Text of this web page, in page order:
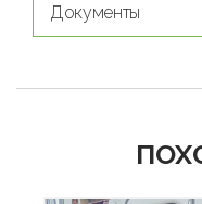
Документы